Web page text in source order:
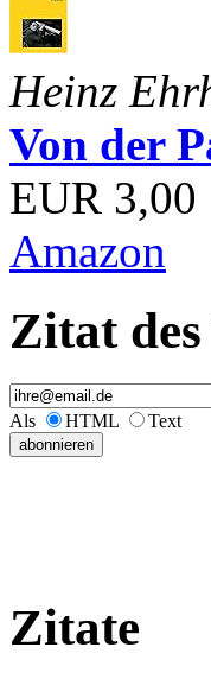
Heinz
Von der
EUR 3,00
Amazon
Zitat des
Als HTML Text
Zitate